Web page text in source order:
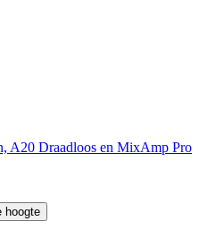
A20 Draadloos en MixAmp Pro
hoogte